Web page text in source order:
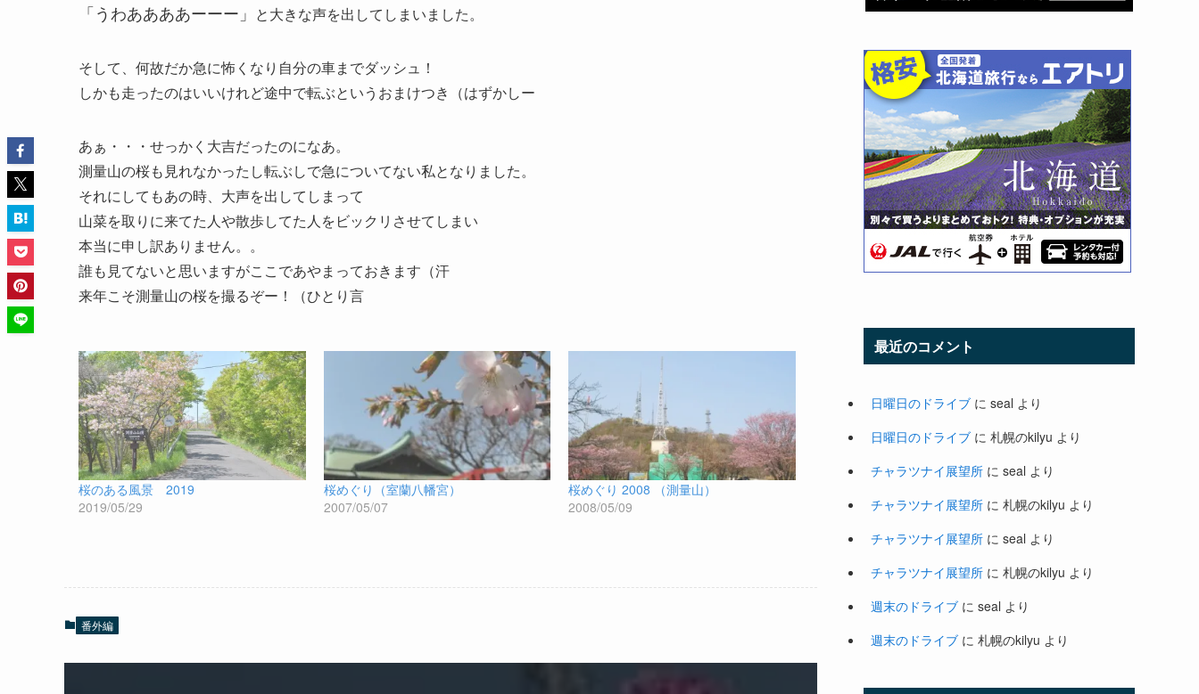
「うわああああーーー」 と大きな声を出してしまいました。
そして、何故だか急に怖くなり自分の車までダッシュ！
しかも走ったのはいいけれど途中で転ぶというおまけつき（はずかしー
あぁ・・・せっかく大吉だったのになあ。
測量山の桜も見れなかったし転ぶしで急についてない私となりました。
それにしてもあの時、大声を出してしまって
山菜を取りに来てた人や散歩してた人をビックリさせてしまい
本当に申し訳ありません。。
誰も見てないと思いますがここであやまっておきます（汗
来年こそ測量山の桜を撮るぞー！（ひとり言
桜のある風景 2019
2019/05/29
桜めぐり（室蘭八幡宮）
2007/05/07
桜めぐり 2008 （測量山）
2008/05/09
番外編
最近のコメント
日曜日のドライブ に seal より
日曜日のドライブ に 札幌のkilyu より
チャラツナイ展望所 に seal より
チャラツナイ展望所 に 札幌のkilyu より
チャラツナイ展望所 に seal より
チャラツナイ展望所 に 札幌のkilyu より
週末のドライブ に seal より
週末のドライブ に 札幌のkilyu より